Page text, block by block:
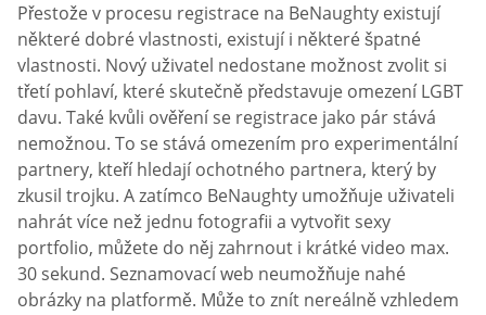
Přestože v procesu registrace na BeNaughty existují
některé dobré vlastnosti, existují i některé špatné
vlastnosti. Nový uživatel nedostane možnost zvolit si
třetí pohlaví, které skutečně představuje omezení LGBT
davu. Také kvůli ověření se registrace jako pár stává
nemožnou. To se stává omezením pro experimentální
partnery, kteří hledají ochotného partnera, který by
zkusil trojku. A zatímco BeNaughty umožňuje uživateli
nahrát více než jednu fotografii a vytvořit sexy
portfolio, můžete do něj zahrnout i krátké video max.
30 sekund. Seznamovací web neumožňuje nahé
obrázky na platformě. Může to znít nereálně vzhledem